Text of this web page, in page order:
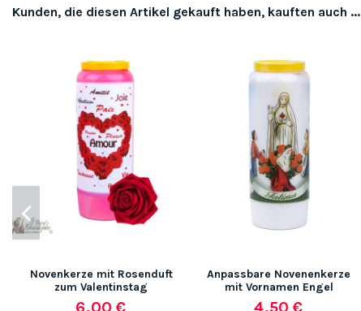
Kunden, die diesen Artikel gekauft haben, kauften auch ...
Novenkerze mit Rosenduft
zum Valentinstag
Anpassbare Novenenkerze
mit Vornamen Engel